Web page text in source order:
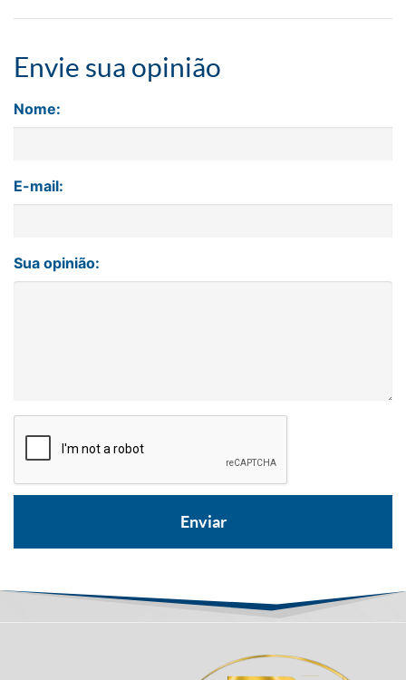
Envie sua opinião
Nome:
E-mail:
Sua opinião: